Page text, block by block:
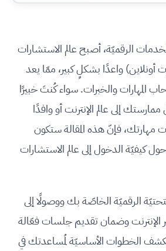
الرقميّة، أصبح عالم الاستشارات
أونلاين) واعدًا بشكلٍ كبير، ممّا يعد
المهارات والخبرات. سواء كُنتَ خبيرًا
إلى عالم الإنترنت أو وافدًا
مهارتك، فإنّ هذه المقالة ستكون
كيفيّة الدخول إلى عالم الاستشارات
الرقميّة الخاصّة بك ووصولًا إلى
الإنترنت وضمان تقديم جلسات فعّالة
الخطوات الأساسيّة لمُساعدتك في